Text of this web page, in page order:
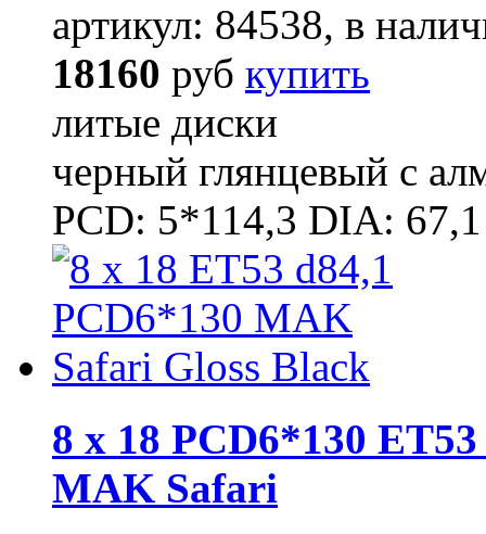
артикул: 84538, в
18160 руб купить
литые диски
черный глянцевый с
PCD: 5*114,3 DIA: 67,1
8 x 18 PCD6*130
MAK Safari